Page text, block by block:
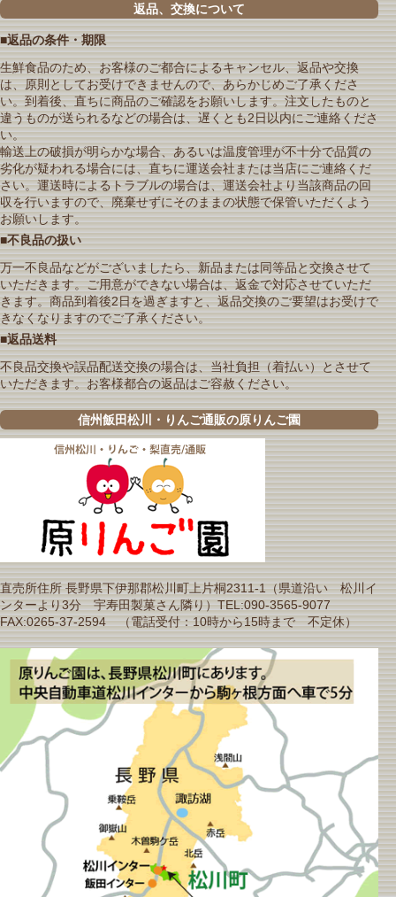
返品、交換について
■返品の条件・期限
生鮮食品のため、お客様のご都合によるキャンセル、返品や交換
は、原則としてお受けできませんので、あらかじめご了承くださ
い。到着後、直ちに商品のご確認をお願いします。注文したものと
違うものが送られるなどの場合は、遅くとも2日以内にご連絡くださ
い。
輸送上の破損が明らかな場合、あるいは温度管理が不十分で品質の
劣化が疑われる場合には、直ちに運送会社または当店にご連絡くだ
さい。運送時によるトラブルの場合は、運送会社より当該商品の回
収を行いますので、廃棄せずにそのままの状態で保管いただくよう
お願いします。
■不良品の扱い
万一不良品などがございましたら、新品または同等品と交換させて
いただきます。ご用意ができない場合は、返金で対応させていただ
きます。商品到着後2日を過ぎますと、返品交換のご要望はお受けで
きなくなりますのでご了承ください。
■返品送料
不良品交換や誤品配送交換の場合は、当社負担（着払い）とさせて
いただきます。お客様都合の返品はご容赦ください。
信州飯田松川・りんご通販の原りんご園
直売所住所 長野県下伊那郡松川町上片桐2311-1（県道沿い 松川イ
ンターより3分 宇寿田製菓さん隣り）TEL:090-3565-9077
FAX:0265-37-2594 （電話受付：10時から15時まで 不定休）